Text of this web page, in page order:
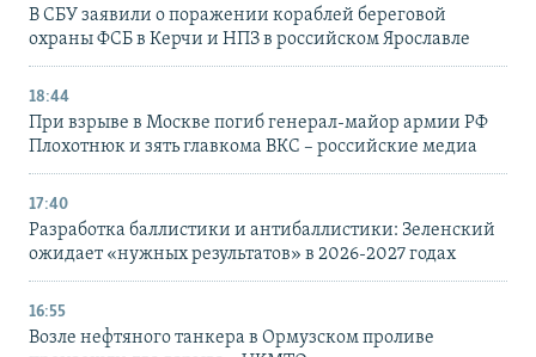
В СБУ заявили о поражении кораблей береговой
охраны ФСБ в Керчи и НПЗ в российском Ярославле
18:44
При взрыве в Москве погиб генерал-майор армии РФ
Плохотнюк и зять главкома ВКС – российские медиа
17:40
Разработка баллистики и антибаллистики: Зеленский
ожидает «нужных результатов» в 2026-2027 годах
16:55
Возле нефтяного танкера в Ормузском проливе